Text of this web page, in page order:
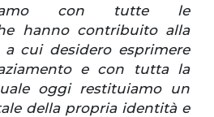
con tutte le
hanno contribuito alla
a cui desidero esprimere
e con tutta la
oggi restituiamo un
della propria identità e